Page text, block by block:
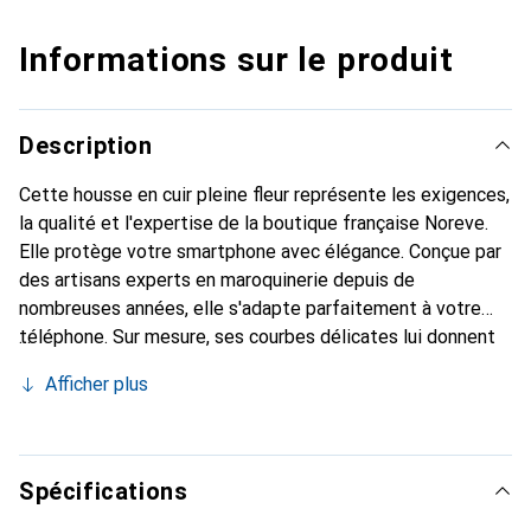
Informations sur le produit
Description
Cette housse en cuir pleine fleur représente les exigences,
la qualité et l'expertise de la boutique française Noreve.
Elle protège votre smartphone avec élégance. Conçue par
des artisans experts en maroquinerie depuis de
nombreuses années, elle s'adapte parfaitement à votre
téléphone. Sur mesure, ses courbes délicates lui donnent
et indispensable pour votre smartphone. Reconnaître
marque Noreve est un choix sûr pour une clientèle
exigeante.
Afficher plus
Spécifications